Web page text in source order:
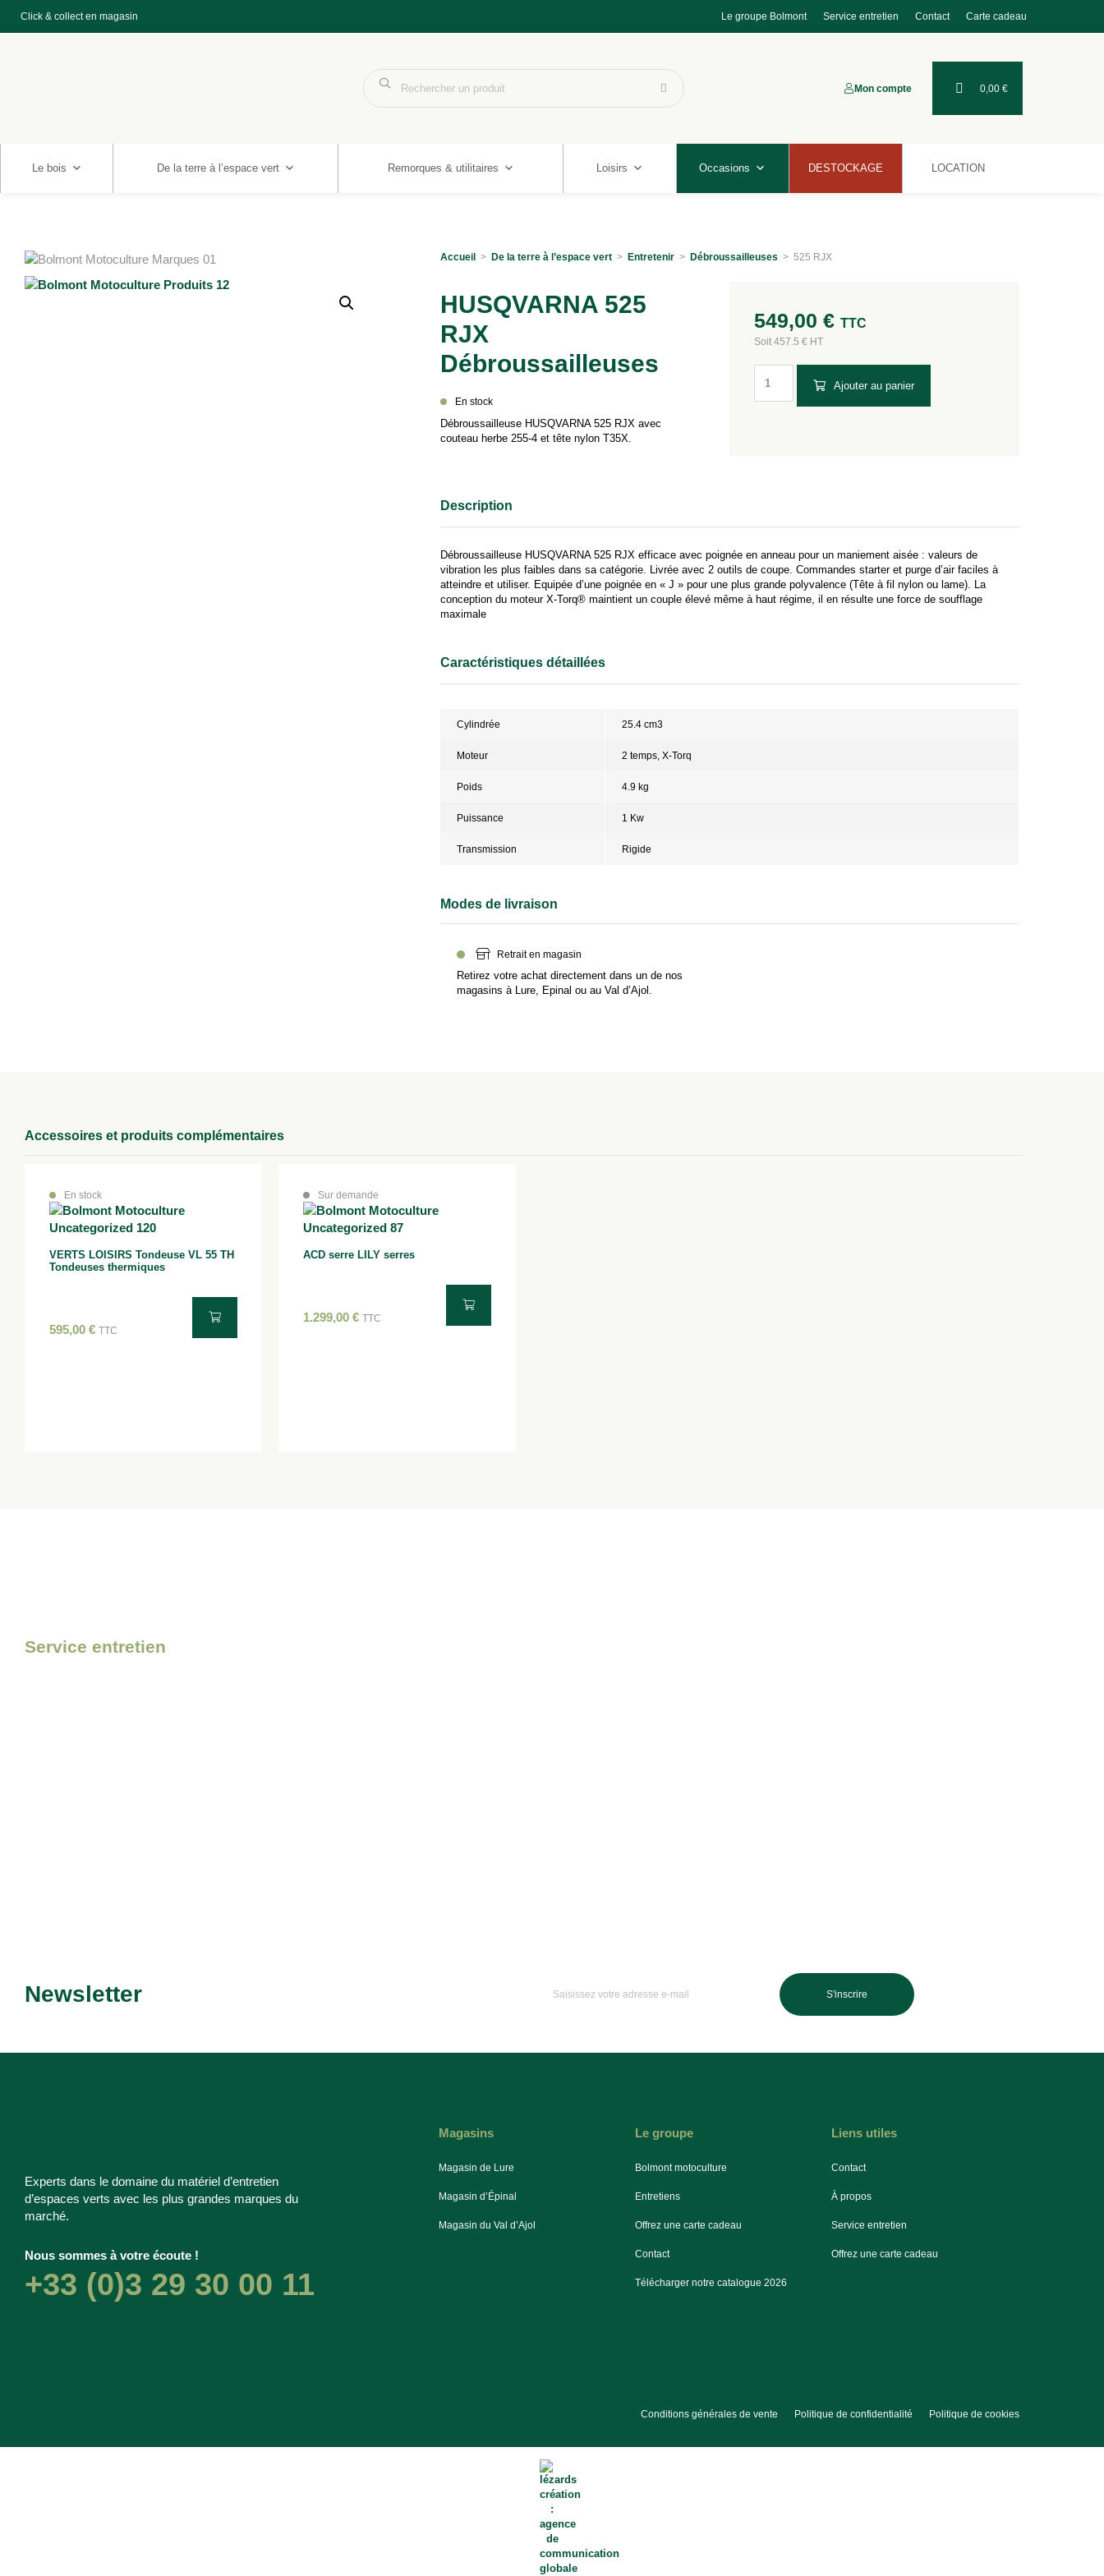
Click & collect en magasin Le groupe Bolmont Service entretien Contact Carte cadeau
Mon compte 0,00 €
Le bois De la terre à l’espace vert Remorques & utilitaires Loisirs Occasions DESTOCKAGE LOCATION
Accueil > De la terre à l’espace vert > Entretenir > Débroussailleuses > 525 RJX
HUSQVARNA 525
RJX
Débroussailleuses
En stock
Débroussailleuse HUSQVARNA 525 RJX avec
couteau herbe 255-4 et tête nylon T35X.
549,00€ TTC
Soit 457.5 € HT
Ajouter au panier
Débroussailleuse HUSQVARNA 525 RJX efficace avec poignée en anneau pour un maniement aisée : valeurs de
vibration les plus faibles dans sa catégorie. Livrée avec 2 outils de coupe. Commandes starter et purge d’air faciles à
atteindre et utiliser. Equipée d’une poignée en « J » pour une plus grande polyvalence (Tête à fil nylon ou lame). La
conception du moteur X-Torq® maintient un couple élevé même à haut régime, il en résulte une force de soufflage
maximale
Caractéristiques détaillées
Cylindrée 25.4 cm3
Moteur 2 temps, X-Torq
Poids 4.9 kg
Puissance 1 Kw
Transmission Rigide
Modes de livraison
Retrait en magasin
Retirez votre achat directement dans un de nos
magasins à Lure, Epinal ou au Val d’Ajol.
Accessoires et produits complémentaires
En stock
VERTS LOISIRS Tondeuse VL 55 TH
Tondeuses thermiques
595,00 € TTC
Sur demande
ACD serre LILY serres
1.299,00 € TTC
Service entretien
Newsletter S'inscrire
Experts dans le domaine du matériel d’entretien
d’espaces verts avec les plus grandes marques du
marché.
Nous sommes à votre écoute !
+33 (0)3 29 30 00 11
Magasins
Magasin de Lure
Magasin d’Épinal
Magasin du Val d’Ajol
Le groupe
Bolmont motoculture
Entretiens
Offrez une carte cadeau
Contact
Télécharger notre catalogue 2026
Liens utiles
Contact
À propos
Service entretien
Offrez une carte cadeau
Conditions générales de vente Politique de confidentialité Politique de cookies